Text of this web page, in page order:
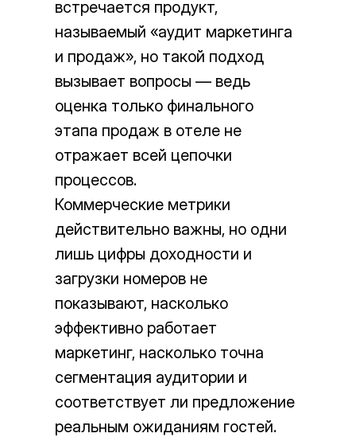
встречается продукт,
называемый «аудит маркетинга
и продаж», но такой подход
вызывает вопросы — ведь
оценка только финального
этапа продаж в отеле не
отражает всей цепочки
процессов.
Коммерческие метрики
действительно важны, но одни
лишь цифры доходности и
загрузки номеров не
показывают, насколько
эффективно работает
маркетинг, насколько точна
сегментация аудитории и
соответствует ли предложение
реальным ожиданиям гостей.